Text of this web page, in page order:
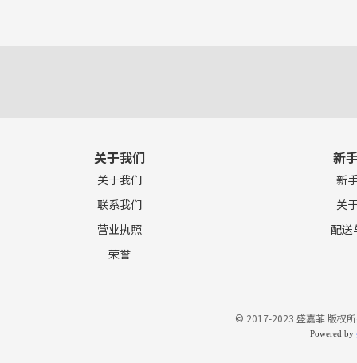
关于我们
关于我们
联系我们
营业执照
荣誉
新
新
关
配送
© 2017-2023 盛嘉菲 版权
Powered by